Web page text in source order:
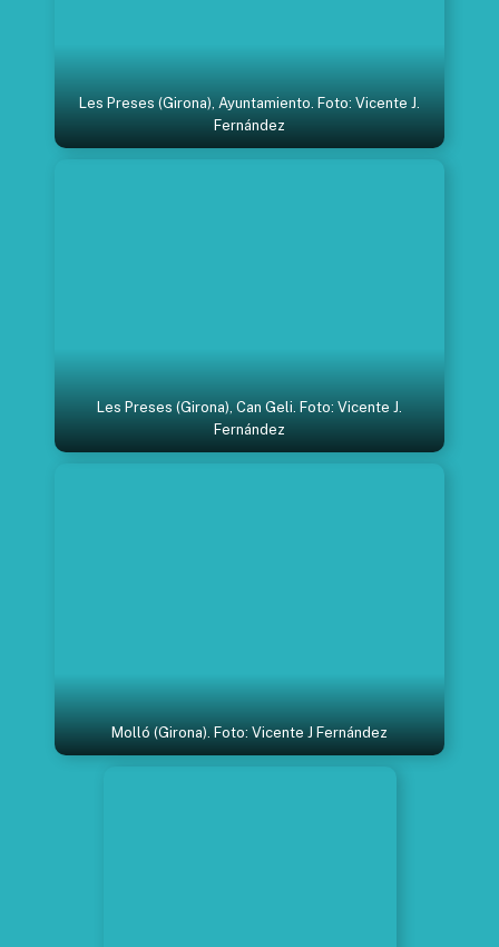
Les Preses (Girona), Ayuntamiento. Foto: Vicente J.
Fernández
Les Preses (Girona), Can Geli. Foto: Vicente J.
Fernández
Molló (Girona). Foto: Vicente J Fernández